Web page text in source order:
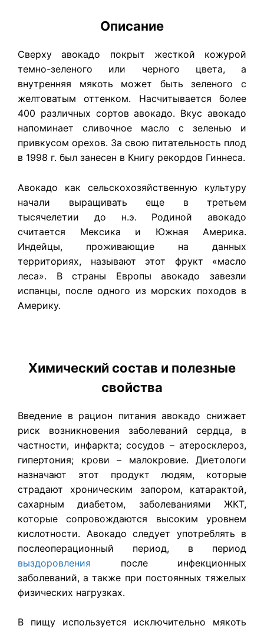
Описание
Сверху авокадо покрыт жесткой кожурой
темно-зеленого или черного цвета, а
внутренняя мякоть может быть зеленого с
желтоватым оттенком. Насчитывается более
400 различных сортов авокадо. Вкус авокадо
напоминает сливочное масло с зеленью и
привкусом орехов. За свою питательность плод
в 1998 г. был занесен в Книгу рекордов Гиннеса.
Авокадо как сельскохозяйственную культуру
начали выращивать еще в третьем
тысячелетии до н.э. Родиной авокадо
считается Мексика и Южная Америка.
Индейцы, проживающие на данных
территориях, называют этот фрукт «масло
леса». В страны Европы авокадо завезли
испанцы, после одного из морских походов в
Америку.
Химический состав и полезные
свойства
Введение в рацион питания авокадо снижает
риск возникновения заболеваний сердца, в
частности, инфаркта; сосудов – атеросклероз,
гипертония; крови – малокровие. Диетологи
назначают этот продукт людям, которые
страдают хроническим запором, катарактой,
сахарным диабетом, заболеваниями ЖКТ,
которые сопровождаются высоким уровнем
кислотности. Авокадо следует употреблять в
послеоперационный период, в период
выздоровления после инфекционных
заболеваний, а также при постоянных тяжелых
физических нагрузках.
В пищу используется исключительно мякоть